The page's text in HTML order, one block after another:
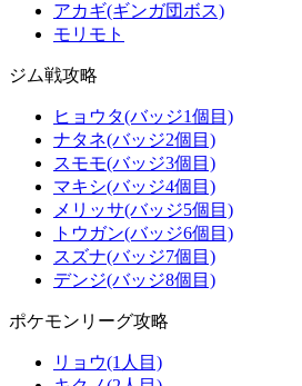
アカギ(ギンガ団ボス)
モリモト
ジム戦攻略
ヒョウタ(バッジ1個目)
ナタネ(バッジ2個目)
スモモ(バッジ3個目)
マキシ(バッジ4個目)
メリッサ(バッジ5個目)
トウガン(バッジ6個目)
スズナ(バッジ7個目)
デンジ(バッジ8個目)
ポケモンリーグ攻略
リョウ(1人目)